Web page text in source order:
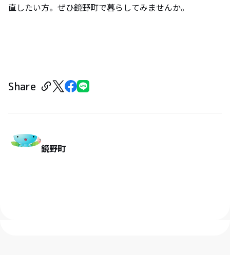
直したい方。ぜひ鏡野町で暮らしてみませんか。
Share
鏡野町